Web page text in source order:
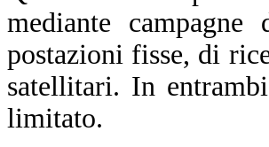
mediante
postazioni fisse, di
satellitari. In
limitato.